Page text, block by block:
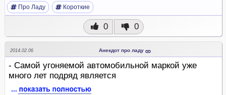
Про Ладу Короткие
0 0
2014.02.06 Анекдот про ладу
- Самой угоняемой автомобильной маркой уже
много лет подряд является